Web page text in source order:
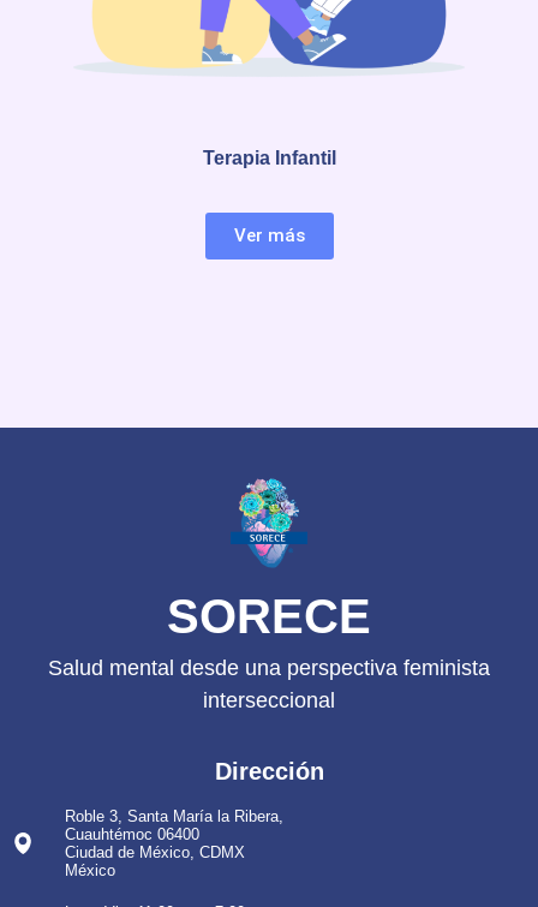
Terapia Infantil
Ver más
SORECE
Salud mental desde una perspectiva feminista
interseccional
Dirección
Roble 3, Santa María la Ribera,
Cuauhtémoc 06400
Ciudad de México, CDMX
México